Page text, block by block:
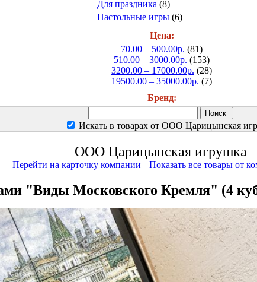
Для праздника (8)
Настольные игры (6)
Цена:
70.00 – 500.00р. (81)
510.00 – 3000.00р. (153)
3200.00 – 17000.00р. (28)
19500.00 – 35000.00р. (7)
Бренд:
Искать в товарах от ООО Царицынская
ООО Царицынская игрушка
Перейти на карточку компании Показать все товары от
"Виды Московского Кремля" (4